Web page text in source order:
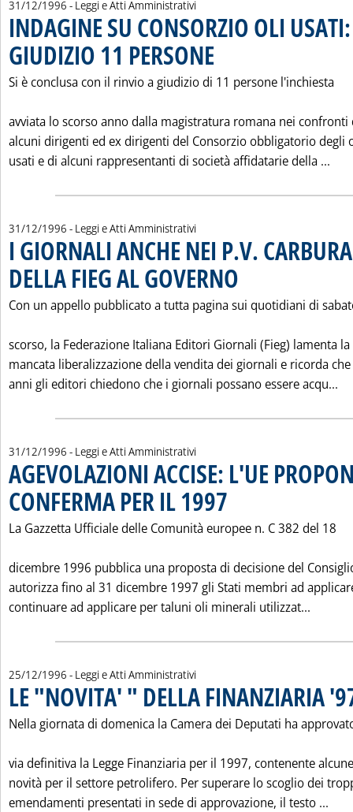
31/12/1996 - Leggi e Atti Amministrativi
INDAGINE SU CONSORZIO OLI
GIUDIZIO 11 PERSONE
Si è conclusa con il rinvio a giudizio di 11 persone l'inchiesta
avviata lo scorso anno dalla magistratura romana nei confronti
alcuni dirigenti ed ex dirigenti del Consorzio obbligatorio degli
usati e di alcuni rappresentanti di società affidatarie della ...
31/12/1996 - Leggi e Atti Amministrativi
I GIORNALI ANCHE NEI P.V.
DELLA FIEG AL GOVERNO
Con un appello pubblicato a tutta pagina sui quotidiani di
scorso, la Federazione Italiana Editori Giornali (Fieg) lamenta la
mancata liberalizzazione della vendita dei giornali e ricorda
anni gli editori chiedono che i giornali possano essere acqu...
31/12/1996 - Leggi e Atti Amministrativi
AGEVOLAZIONI ACCISE: L'UE
CONFERMA PER IL 1997
La Gazzetta Ufficiale delle Comunità europee n. C 382 del 18
dicembre 1996 pubblica una proposta di decisione del
autorizza fino al 31 dicembre 1997 gli Stati membri ad
continuare ad applicare per taluni oli minerali utilizzat...
25/12/1996 - Leggi e Atti Amministrativi
LE "NOVITA' " DELLA FINANZIARIA
Nella giornata di domenica la Camera dei Deputati ha
via definitiva la Legge Finanziaria per il 1997, contenente alcune
novità per il settore petrolifero. Per superare lo scoglio dei
emendamenti presentati in sede di approvazione, il testo ...